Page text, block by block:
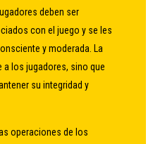
deben ser
con el juego y se les
y moderada. La
los jugadores, sino que
su integridad y
operaciones de los